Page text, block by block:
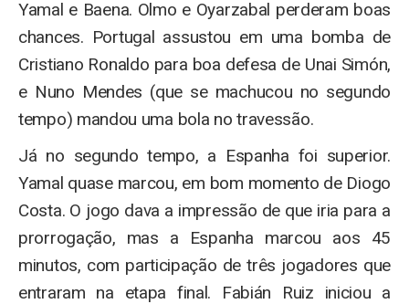
Yamal e Baena. Olmo e Oyarzabal perderam boas
chances. Portugal assustou em uma bomba de
Cristiano Ronaldo para boa defesa de Unai Simón,
e Nuno Mendes (que se machucou no segundo
tempo) mandou uma bola no travessão.
Já no segundo tempo, a Espanha foi superior.
Yamal quase marcou, em bom momento de Diogo
Costa. O jogo dava a impressão de que iria para a
prorrogação, mas a Espanha marcou aos 45
minutos, com participação de três jogadores que
entraram na etapa final. Fabián Ruiz iniciou a